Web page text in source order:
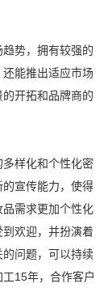
势，拥有较强的
能推出适应市场
开拓和品牌商的
样化和个性化密
宣传能力，使得
需求更加个性化
欢迎，并扮演着
问题，可以持续
15年，合作客户